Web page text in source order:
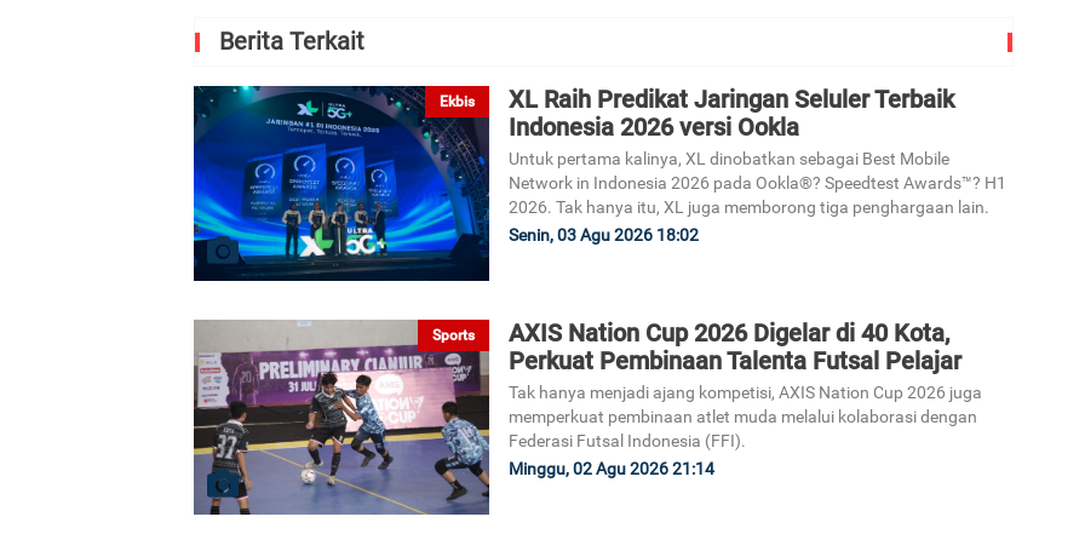
Berita Terkait
Ekbis
XL Raih Predikat Jaringan Seluler Terbaik
Indonesia 2026 versi Ookla
Untuk pertama kalinya, XL dinobatkan sebagai Best Mobile
Network in Indonesia 2026 pada Ookla®? Speedtest Awards™? H1
2026. Tak hanya itu, XL juga memborong tiga penghargaan lain.
Senin, 03 Agu 2026 18:02
Sports
AXIS Nation Cup 2026 Digelar di 40 Kota,
Perkuat Pembinaan Talenta Futsal Pelajar
Tak hanya menjadi ajang kompetisi, AXIS Nation Cup 2026 juga
memperkuat pembinaan atlet muda melalui kolaborasi dengan
Federasi Futsal Indonesia (FFI).
Minggu, 02 Agu 2026 21:14